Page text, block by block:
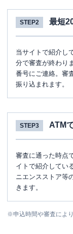
STEP2 最短
当サイトで紹介し
分で審査が終わり
番号にご連絡。審
振り込まれます。
STEP3 ATM
審査に通った時点
イトで紹介してい
ニエンスストア等
きます。
※申込時間や審査によ